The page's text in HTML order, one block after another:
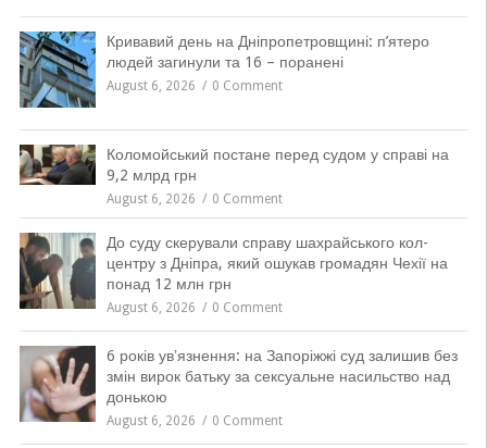
Кривавий день на Дніпропетровщині: п’ятеро
людей загинули та 16 – поранені
August 6, 2026 0 Comment
Коломойський постане перед судом у справі на
9,2 млрд грн
August 6, 2026 0 Comment
До суду скерували справу шахрайського кол-
центру з Дніпра, який ошукав громадян Чехії на
понад 12 млн грн
August 6, 2026 0 Comment
6 років увʼязнення: на Запоріжжі суд залишив без
змін вирок батьку за сексуальне насильство над
донькою
August 6, 2026 0 Comment